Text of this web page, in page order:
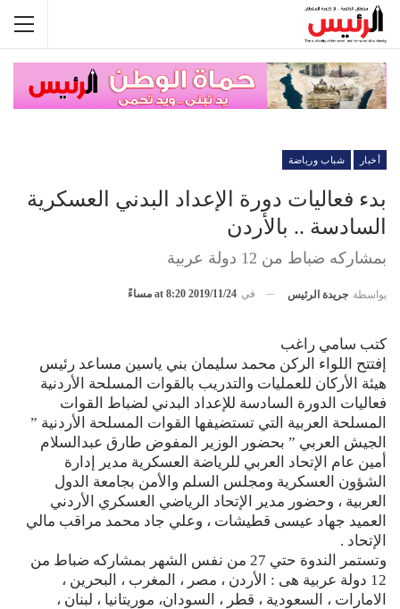
أخبار شباب ورياضة
بدء فعاليات دورة الإعداد البدني العسكرية
السادسة .. بالأردن
بمشاركه ضباط من 12 دولة عربية
بواسطة جريدة الرئيس في 2019/11/24 at 8:20 مساءً
كتب سامي راغب
إفتتح اللواء الركن محمد سليمان بني ياسين مساعد رئيس
هيئة الأركان للعمليات والتدريب بالقوات المسلحة الأردنية
فعاليات الدورة السادسة للإعداد البدني لضباط القوات
المسلحة العربية التي تستضيفها القوات المسلحة الأردنية ”
الجيش العربي ” بحضور الوزير المفوض طارق عبدالسلام
أمين عام الإتحاد العربي للرياضة العسكرية مدير إدارة
الشؤون العسكرية ومجلس السلم والأمن بجامعة الدول
العربية ، وحضور مدير الإتحاد الرياضي العسكري الأردني
العميد جهاد عيسى قطيشات ، وعلي جاد محمد مراقب مالي
الإتحاد .
وتستمر الندوة حتي 27 من نفس الشهر بمشاركه ضباط من
12 دولة عربية هى : الأردن ، مصر ، المغرب ، البحرين ،
الامارات ، السعودية ، قطر ، السودان، موريتانيا ، لبنان ،